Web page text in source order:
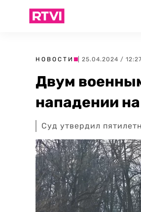
НОВОСТИ | 25.04.2024 / 12:27
Двум
нападении
Суд утвердил